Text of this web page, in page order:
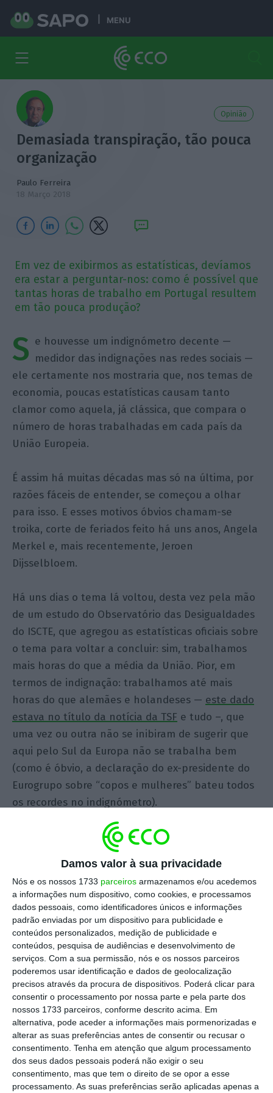
Damos valor à sua privacidade
Nós e os nossos 1733 parceiros armazenamos e/ou acedemos
a informações num dispositivo, como cookies, e processamos
dados pessoais, como identificadores únicos e informações
padrão enviadas por um dispositivo para publicidade e
conteúdos personalizados, medição de publicidade e
conteúdos, pesquisa de audiências e desenvolvimento de
serviços. Com a sua permissão, nós e os nossos parceiros
poderemos usar identificação e dados de geolocalização
precisos através da procura de dispositivos. Poderá clicar para
consentir o processamento por nossa parte e pela parte dos
nossos 1733 parceiros, conforme descrito acima. Em
alternativa, pode aceder a informações mais pormenorizadas e
alterar as suas preferências antes de consentir ou recusar o
consentimento. Tenha em atenção que algum processamento
dos seus dados pessoais poderá não exigir o seu
consentimento, mas que tem o direito de se opor a esse
processamento. As suas preferências serão aplicadas apenas a
MENU
Opinião
Demasiada transpiração, tão pouca
organização
Paulo Ferreira
18 Março 2018
Em vez de exibirmos as estatísticas, devíamos
era estar a perguntar-nos: como é possível que
tantas horas de trabalho em Portugal resultem
em tão pouca produção?
S e houvesse um indignómetro decente —
medidor das indignações nas redes sociais —
ele certamente nos mostraria que, nos temas de
economia, poucas estatísticas causam tanto
clamor como aquela, já clássica, que compara o
número de horas trabalhadas em cada país da
União Europeia.
É assim há muitas décadas mas só na última, por
razões fáceis de entender, se começou a olhar
para isso. E esses motivos óbvios chamam-se
troika, corte de feriados feito há uns anos, Angela
Merkel e, mais recentemente, Jeroen
Dijsselbloem.
Há uns dias o tema lá voltou, desta vez pela mão
de um estudo do Observatório das Desigualdades
do ISCTE, que agregou as estatísticas oficiais sobre
o tema para voltar a concluir: sim, trabalhamos
mais horas do que a média da União. Pior, em
termos de indignação: trabalhamos até mais
horas do que alemães e holandeses — este dado
estava no título da notícia da TSF e tudo –, que
uma vez ou outra não se inibiram de sugerir que
aqui pelo Sul da Europa não se trabalha bem
(como é óbvio, a declaração do ex-presidente do
Eurogrupo sobre “copos e mulheres” bateu todos
os recordes no indignómetro).
Eu duvido seriamente que ir buscar estas
estatísticas para, regularmente, as “esfregar na
cara” de quem sugere que temos muito a fazer
para aumentar a produção seja uma boa ideia. E
não é, certamente, um motivo de orgulho
nacional. Antes pelo contrário.
Vamos focar-nos apenas na Alemanha. O que as
estatísticas nos dizem é que em Portugal cada
trabalhador trabalha, em média, 7% mais horas
do que um seu colega na Alemanha. Ao mesmo
tempo, os números informam-nos que cada
trabalhador no mercado português produz
anualmente, em média, menos 37,4% do acontece
no mercado de trabalho alemão. Mais horas